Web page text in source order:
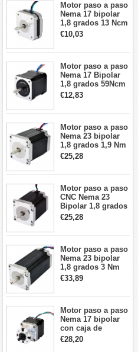
Motor paso a paso
Nema 17 bipolar
1,8 grados 13 Ncm
1A 3,5 V
42x42x20mm 4
€10,03
Motor paso a paso
Nema 17 Bipolar
1,8 grados 59Ncm
2A 42x48mm 4
cables compatible
€12,83
Motor paso a paso
Nema 23 bipolar
1,8 grados 1,9 Nm
2,8 A 3,2 V
57x57x76mm 4
€25,28
Motor paso a paso
CNC Nema 23
Bipolar 1,8 grados
1,9 Nm 3A 3,36 V
57x57x76mm 4
€25,28
Motor paso a paso
Nema 23 bipolar
1,8 grados 3 Nm
4,2A 57x57x114mm
motor paso a paso
€33,89
Motor paso a paso
Nema 17 bipolar
con caja de
cambios planetaria
5:1 longitud 33mm
€28,20